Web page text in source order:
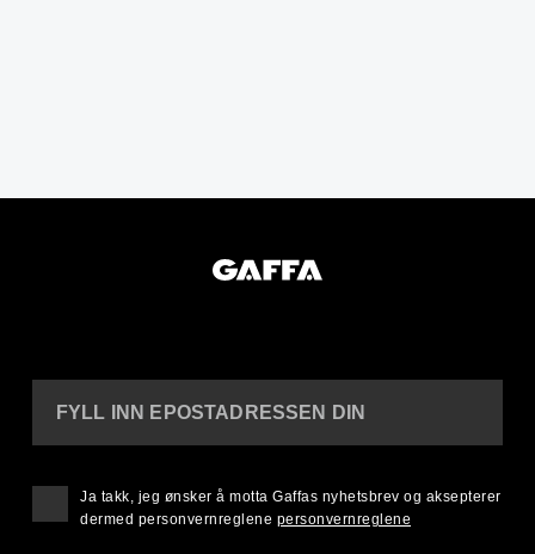
FYLL INN EPOSTADRESSEN DIN
Ja takk, jeg ønsker å motta Gaffas nyhetsbrev og aksepterer
dermed personvernreglene personvernreglene